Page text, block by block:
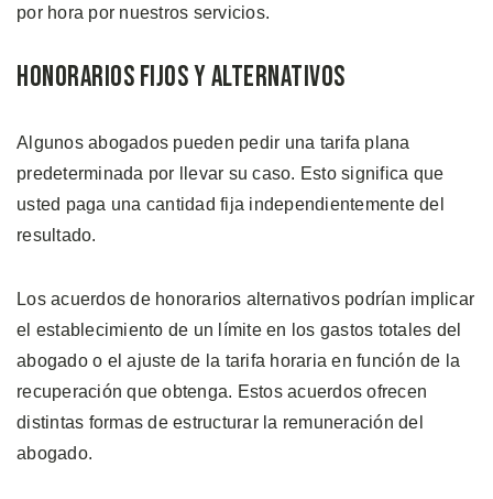
por hora por nuestros servicios.
Honorarios Fijos y Alternativos
Algunos abogados pueden pedir una tarifa plana
predeterminada por llevar su caso. Esto significa que
usted paga una cantidad fija independientemente del
resultado.
Los acuerdos de honorarios alternativos podrían implicar
el establecimiento de un límite en los gastos totales del
abogado o el ajuste de la tarifa horaria en función de la
recuperación que obtenga. Estos acuerdos ofrecen
distintas formas de estructurar la remuneración del
abogado.